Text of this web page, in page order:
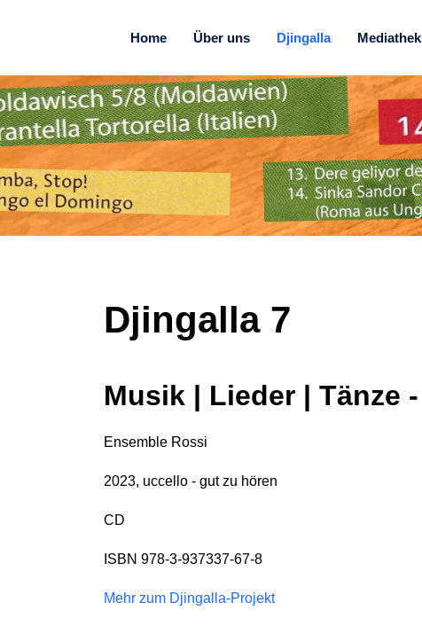
Home Über uns Djingalla Mediathek
Djingalla 7
Musik | Lieder | Tänze -
Ensemble Rossi
2023, uccello - gut zu hören
CD
ISBN 978-3-937337-67-8
Mehr zum Djingalla-Projekt